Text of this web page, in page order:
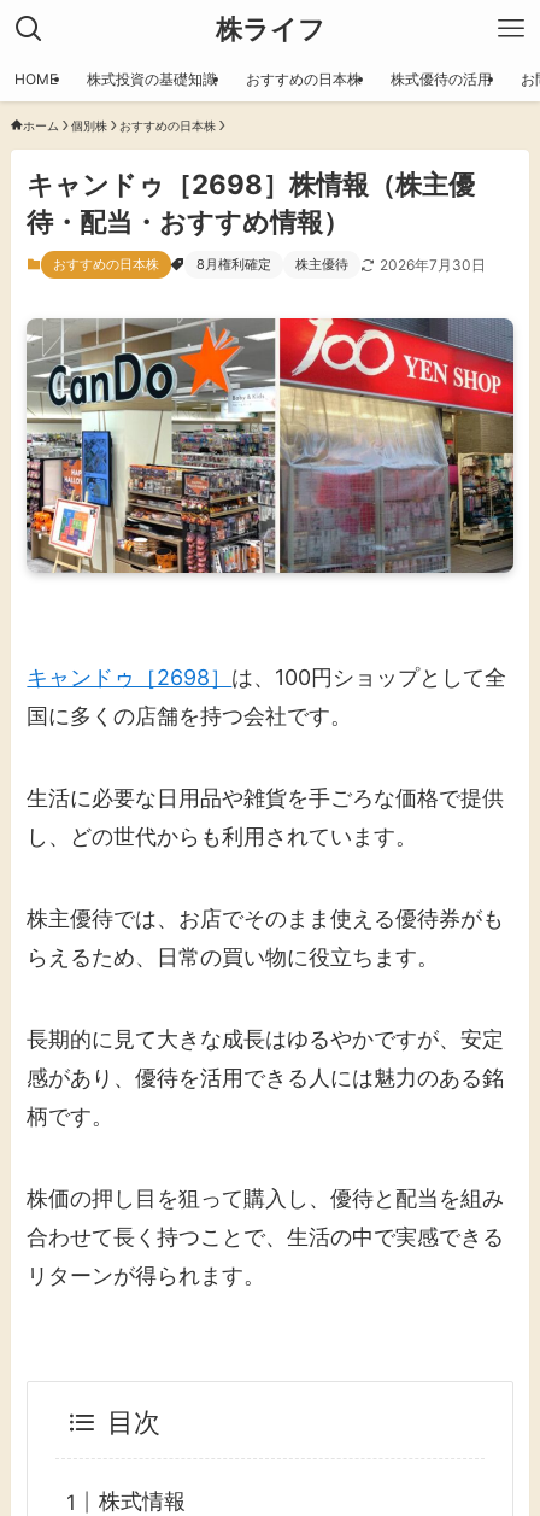
株ライフ
HOME 株式投資の基礎知識 おすすめの日本株 株式優待の活用 お
ホーム 個別株 おすすめの日本株
キャンドゥ［2698］株情報（株主優
待・配当・おすすめ情報）
おすすめの日本株 8月権利確定 株主優待 2026年7月30日
キャンドゥ［2698］ は、100円ショップとして全
国に多くの店舗を持つ会社です。
生活に必要な日用品や雑貨を手ごろな価格で提供
し、どの世代からも利用されています。
株主優待では、お店でそのまま使える優待券がも
らえるため、日常の買い物に役立ちます。
長期的に見て大きな成長はゆるやかですが、安定
感があり、優待を活用できる人には魅力のある銘
柄です。
株価の押し目を狙って購入し、優待と配当を組み
合わせて長く持つことで、生活の中で実感できる
リターンが得られます。
目次
株式情報